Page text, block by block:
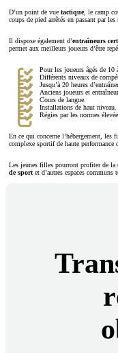
D’un point de vue tactique, le camp
coups de pied arrêtés en passant par
Il dispose également d’entraîneurs
permet aux meilleurs joueurs d’être
Pour les joueurs âgés de 10
Différents niveaux de
Jusqu’à 20 heures
Anciens joueurs et
Cours de langue.
Installations de haut niveau.
Régies par les normes
En ce qui concerne l’hébergement, les
complexe sportif de haute
Les jeunes filles pourront profiter de la
de sportet d’autres espaces communs